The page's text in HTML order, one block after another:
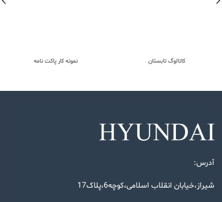
کاتالوگ تابستان نمونه کار پاکت نامه
آدرس:
شیراز،خیابان انقلاب اسلامی،کوچه6،پلاک17